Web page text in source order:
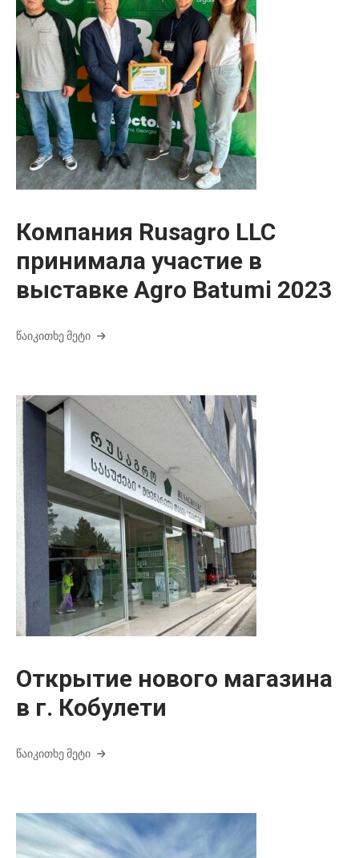
Компания Rusagro LLC
принимала участие в
выставке Agro Batumi 2023
ᲬᲐᲘᲙᲘᲗᲮᲔ ᲛᲔᲢᲘ
Открытие нового магазина
в г. Кобулети
ᲬᲐᲘᲙᲘᲗᲮᲔ ᲛᲔᲢᲘ